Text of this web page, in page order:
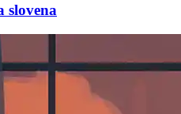
slovena